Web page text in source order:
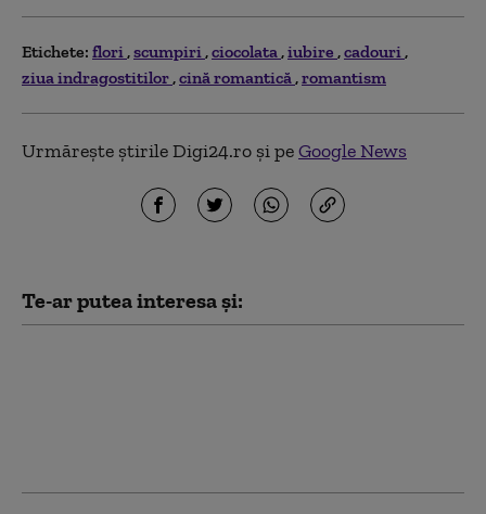
Etichete: flori scumpiri ciocolata iubire cadouri
ziua indragostitilor cină romantică romantism
Urmărește știrile Digi24.ro și peGoogle News
Te-ar putea interesa și: